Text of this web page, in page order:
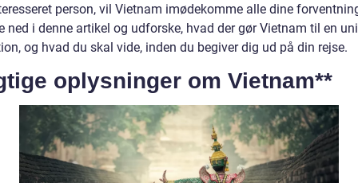
person, vil Vietnam imødekomme alle dine
ned i denne artikel og udforske, hvad der gør Vietnam til en
og hvad du skal vide, inden du begiver dig ud på din rejse.
oplysninger om Vietnam**